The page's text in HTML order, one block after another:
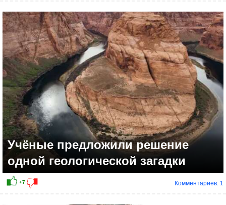
Учёные предложили решение
одной геологической загадки
Комментариев: 1